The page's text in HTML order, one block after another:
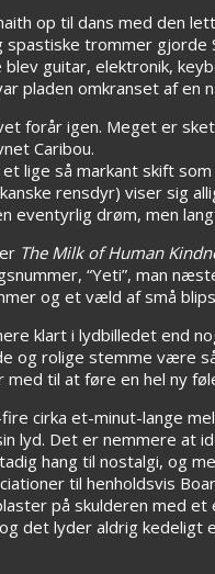
op til dans med den
trommer
guitar, elektronik,
pladen omkranset af en
forår igen. Meget er
Caribou.
lige så markant skift
rensdyr) viser sig
eventyrlig drøm, men
The Milk of Human
“Yeti”, man
og et væld af små
klart i lydbilledet end
og rolige stemme være
med til at føre en hel ny
cirka et-minut-lange
lyd. Det er nemmere at
hang til nostalgi, og
til henholdsvis
på skulderen med
det lyder aldrig